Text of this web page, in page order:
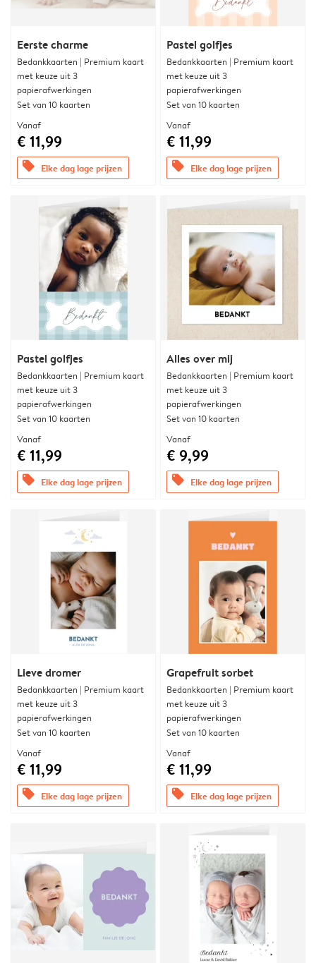
Eerste charme
Bedankkaarten | Premium kaart
met keuze uit 3
papierafwerkingen
Set van 10 kaarten
Vanaf
€ 11,99
offers Elke dag lage prijzen
Pastel golfjes
Bedankkaarten | Premium kaart
met keuze uit 3
papierafwerkingen
Set van 10 kaarten
Vanaf
€ 11,99
offers Elke dag lage prijzen
Pastel golfjes
Bedankkaarten | Premium kaart
met keuze uit 3
papierafwerkingen
Set van 10 kaarten
Vanaf
€ 11,99
offers Elke dag lage prijzen
Alles over mij
Bedankkaarten | Premium kaart
met keuze uit 3
papierafwerkingen
Set van 10 kaarten
Vanaf
€ 9,99
offers Elke dag lage prijzen
Lieve dromer
Bedankkaarten | Premium kaart
met keuze uit 3
papierafwerkingen
Set van 10 kaarten
Vanaf
€ 11,99
offers Elke dag lage prijzen
Grapefruit sorbet
Bedankkaarten | Premium kaart
met keuze uit 3
papierafwerkingen
Set van 10 kaarten
Vanaf
€ 11,99
offers Elke dag lage prijzen